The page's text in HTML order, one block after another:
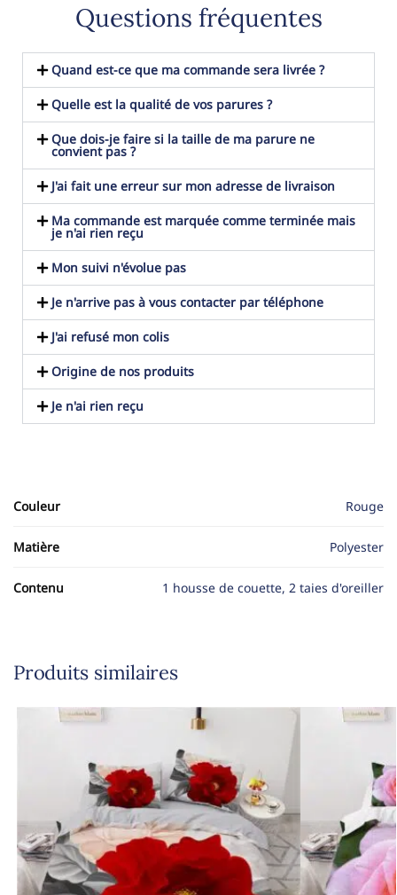
Questions fréquentes
Quand est-ce que ma commande sera livrée ?
Quelle est la qualité de vos parures ?
Que dois-je faire si la taille de ma parure ne
convient pas ?
J'ai fait une erreur sur mon adresse de livraison
Ma commande est marquée comme terminée mais
je n'ai rien reçu
Mon suivi n'évolue pas
Je n'arrive pas à vous contacter par téléphone
J'ai refusé mon colis
Origine de nos produits
Je n'ai rien reçu
Couleur Rouge
Matière Polyester
Contenu 1 housse de couette, 2 taies d'oreiller
Produits similaires